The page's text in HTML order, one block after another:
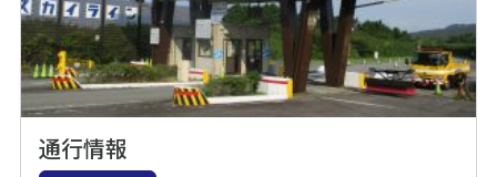
通行情報